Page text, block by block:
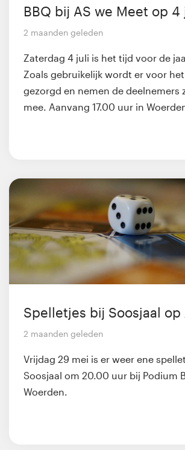
BBQ bij AS we Meet op 4
2 maanden geleden
Zaterdag 4 juli is het tijd voor de
Zoals gebruikelijk wordt er voor
gezorgd en nemen de deelnemers
mee. Aanvang 17.00 uur in
Spelletjes bij Soosjaal op
2 maanden geleden
Vrijdag 29 mei is er weer ene
Soosjaal om 20.00 uur bij Podium
Woerden.